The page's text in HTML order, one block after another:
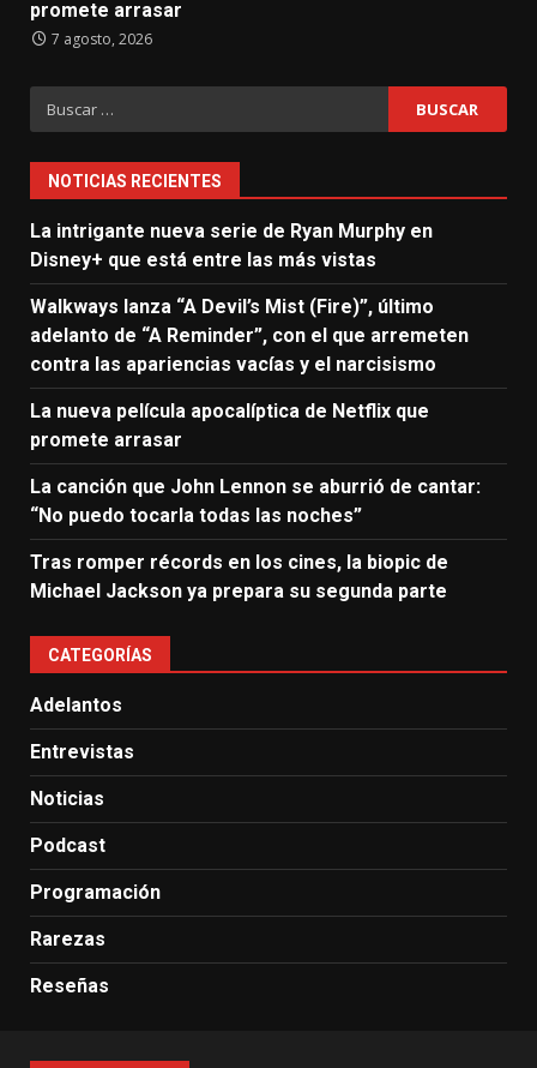
promete arrasar
7 agosto, 2026
Buscar:
NOTICIAS RECIENTES
La intrigante nueva serie de Ryan Murphy en
Disney+ que está entre las más vistas
Walkways lanza “A Devil’s Mist (Fire)”, último
adelanto de “A Reminder”, con el que arremeten
contra las apariencias vacías y el narcisismo
La nueva película apocalíptica de Netflix que
promete arrasar
La canción que John Lennon se aburrió de cantar:
“No puedo tocarla todas las noches”
Tras romper récords en los cines, la biopic de
Michael Jackson ya prepara su segunda parte
CATEGORÍAS
Adelantos
Entrevistas
Noticias
Podcast
Programación
Rarezas
Reseñas